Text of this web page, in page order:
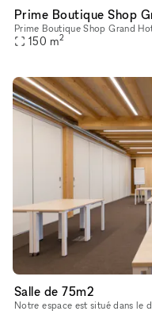
Prime Boutique Shop
150 m2
Salle de 75m2
Notre espace est situé dans le